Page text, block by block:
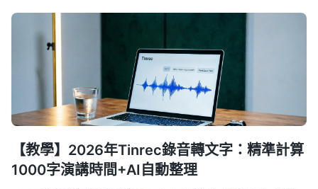
【教學】2026年Tinrec錄音轉文字：精準計算
1000字演講時間+AI自動整理